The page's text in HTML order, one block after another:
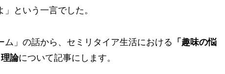
という一言でした。
」の話から、セミリタイア生活における 「趣味の悩
論について記事にします。